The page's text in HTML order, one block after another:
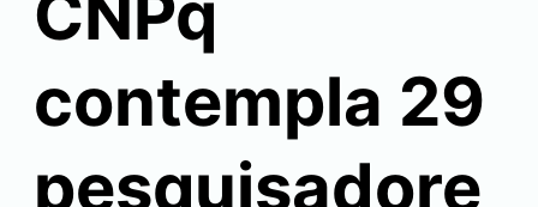
contempla 29
pesquisadore